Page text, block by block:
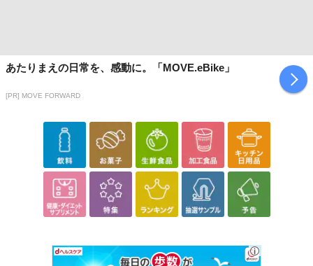
あたりまえの日常を、感動に。「MOVE.eBike」
[PR] MOVE FORWARD